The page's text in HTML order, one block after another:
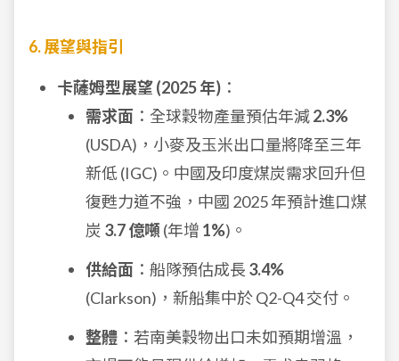
6. 展望與指引
卡薩姆型展望 (2025 年) ：
需求面 ：全球穀物產量預估年減2.3%
(USDA)，小麥及玉米出口量將降至三年
新低 (IGC)。中國及印度煤炭需求回升但
復甦力道不強，中國 2025 年預計進口煤
炭 3.7 億噸 (年增 1%)。
供給面 ：船隊預估成長 3.4%
(Clarkson)，新船集中於 Q2-Q4 交付。
整體 ：若南美穀物出口未如預期增溫，